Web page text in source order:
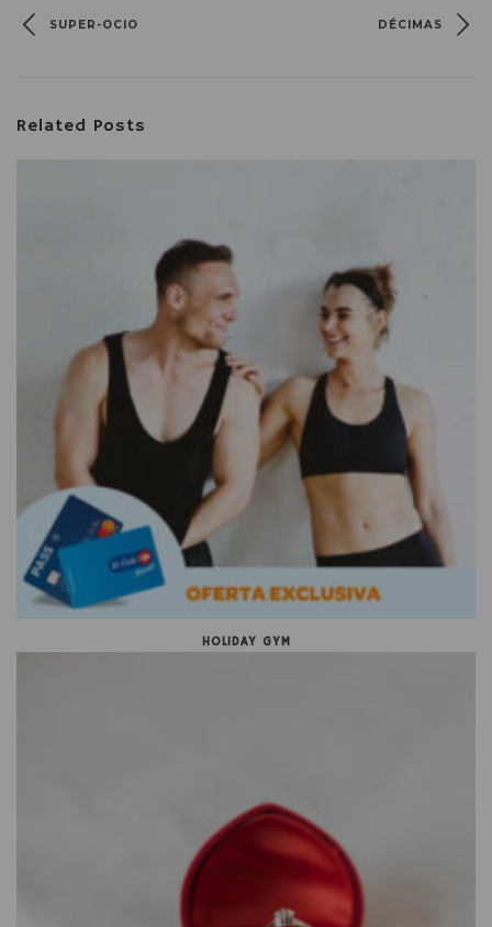
SUPER-OCIO DÉCIMAS
Related Posts
HOLIDAY GYM